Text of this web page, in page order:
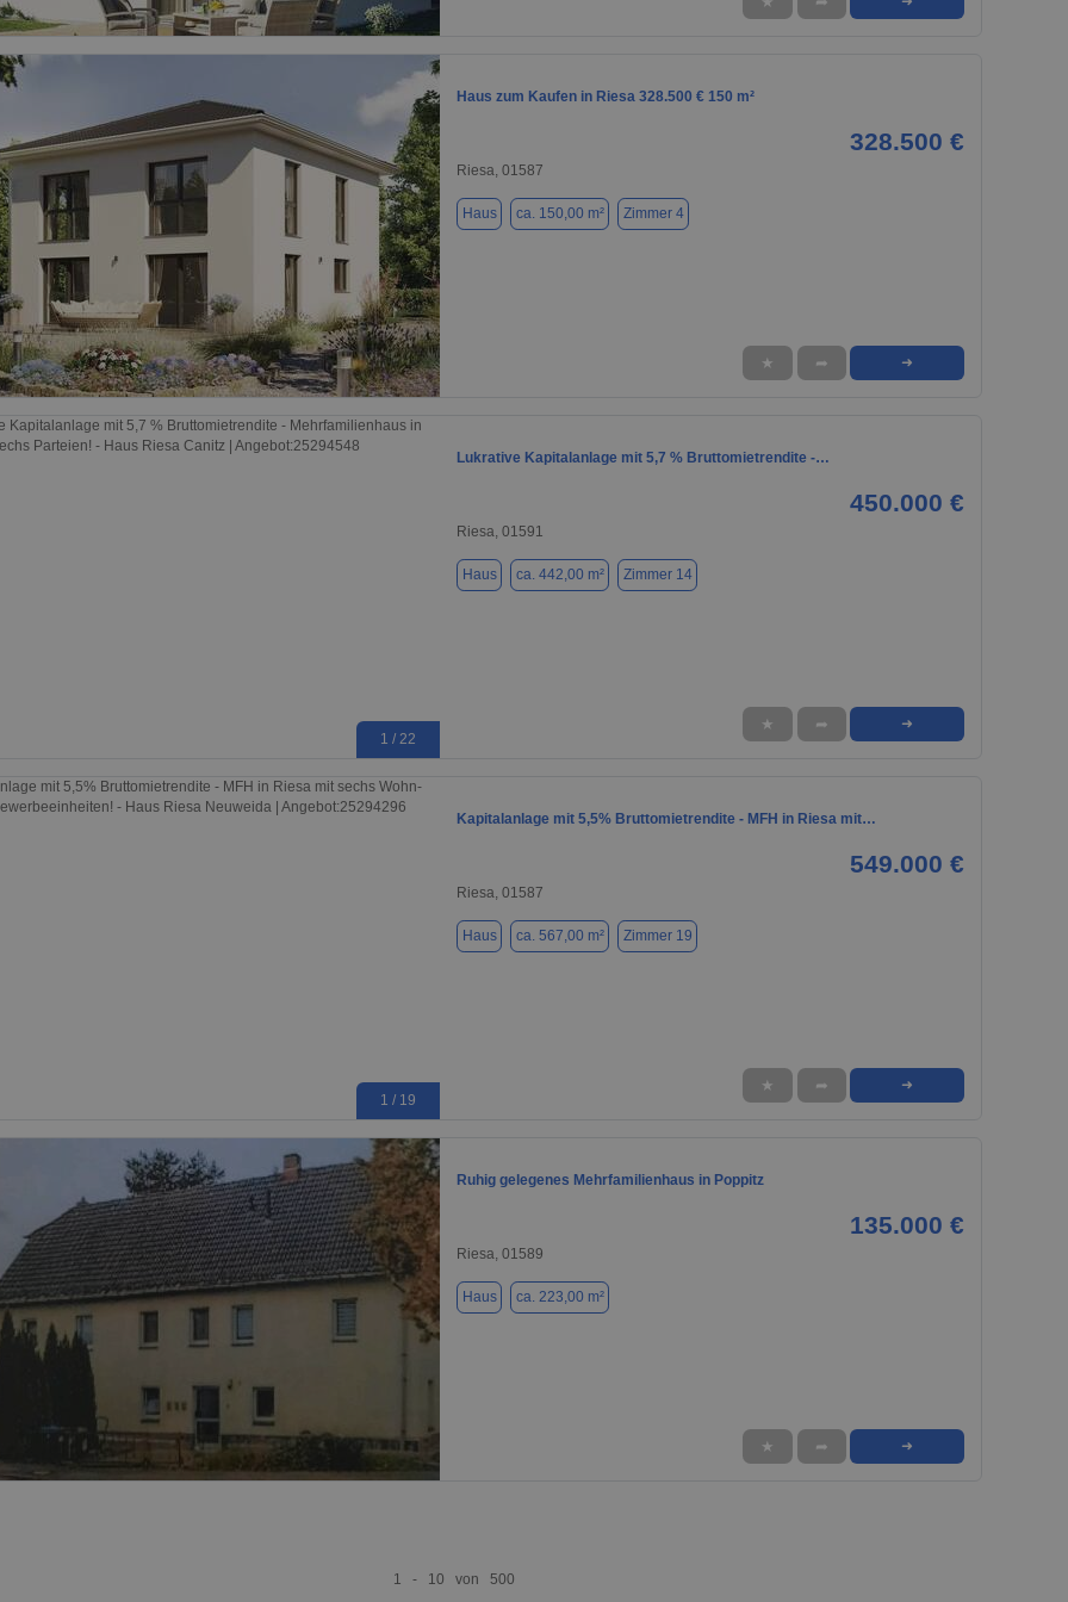
1 / 1
1 / 1
Haus zum Kaufen in Riesa 328.500 € 150 m²
328.500 €
Riesa, 01587
Haus ca. 150,00 m² Zimmer 4
★ ➦ ➜
1 / 22
Lukrative Kapitalanlage mit 5,7 % Bruttomietrendite -…
450.000 €
Riesa, 01591
Haus ca. 442,00 m² Zimmer 14
★ ➦ ➜
1 / 19
Kapitalanlage mit 5,5% Bruttomietrendite - MFH in Riesa mit…
549.000 €
Riesa, 01587
Haus ca. 567,00 m² Zimmer 19
★ ➦ ➜
Ruhig gelegenes Mehrfamilienhaus in Poppitz
135.000 €
Riesa, 01589
Haus ca. 223,00 m²
★ ➦ ➜
1 - 10 von 500